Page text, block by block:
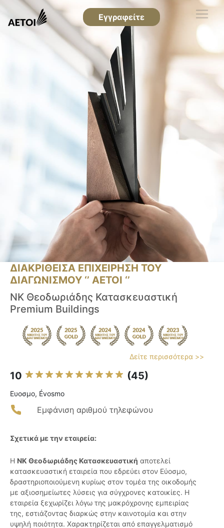
Εγγραφείτε
ΔΙΑΚΡΙΘΕΙΣΑ ΕΠΙΧΕΙΡΗΣΗ ΤΟΥ
ΔΙΑΓΩΝΙΣΜΟΥ ‘’ ΑΕΤΟΙ ‘’
ΝΚ Θεοδωριάδης Κατασκευαστική
Premium Buildings
Δείτε περισσότερα >>
10 (45)
Ευοσμο, Évosmo
Εμφάνιση αριθμού τηλεφώνου
Σχετικά με την εταιρεία:
Η ΝΚ Θεοδωριάδης Κατασκευαστική αποτελεί
κατασκευαστική εταιρεία που εδρεύει στον Εύοσμο,
δραστηριοποιούμενη κυρίως στον τομέα της οικοδομής
με αξιοσημείωτες λύσεις για σύγχρονες κατοικίες. Η
εταιρεία ξεχωρίζει λόγω της μακρόχρονης εμπειρίας
της, εστιάζοντας διαρκώς στην καινοτομία και στην
υψηλή ποιότητα. Χαρακτηρίζεται από επαγγελματισμό